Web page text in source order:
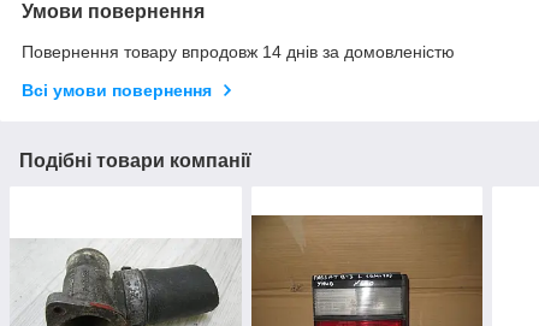
Умови повернення
Повернення товару впродовж 14 днів за домовленістю
Всі умови повернення
Подібні товари компанії